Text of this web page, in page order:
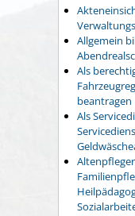
Allgemein
Als
beantragen
Als